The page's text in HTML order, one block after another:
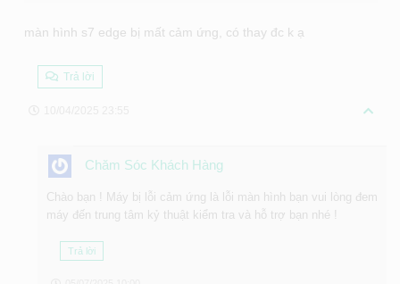
màn hình s7 edge bị mất cảm ứng, có thay đc k ạ
Trả lời
Chăm Sóc Khách Hàng
Chào bạn ! Máy bị lỗi cảm ứng là lỗi màn hình bạn vui lòng đem
máy đến trung tâm kỷ thuật kiểm tra và hỗ trợ bạn nhé !
Trả lời